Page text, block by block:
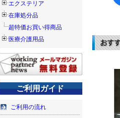
エクステリア
在庫処分品
超特価お買い得商品
医療介護用品
ご利用ガイド
ご利用の流れ